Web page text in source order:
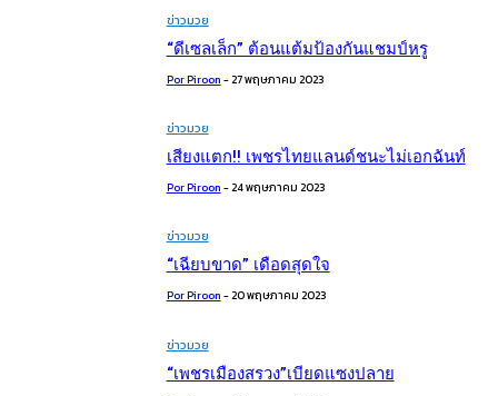
ข่าวมวย
“ดีเซลเล็ก” ต้อนแต้มป้องกันแชมป์หรู
Por Piroon -27 พฤษภาคม 2023
ข่าวมวย
เสียงแตก!! เพชรไทยแลนด์ชนะไม่เอกฉันท์
Por Piroon -24 พฤษภาคม 2023
ข่าวมวย
“เฉียบขาด” เดือดสุดใจ
Por Piroon -20 พฤษภาคม 2023
ข่าวมวย
“เพชรเมืองสรวง”เบียดแซงปลาย